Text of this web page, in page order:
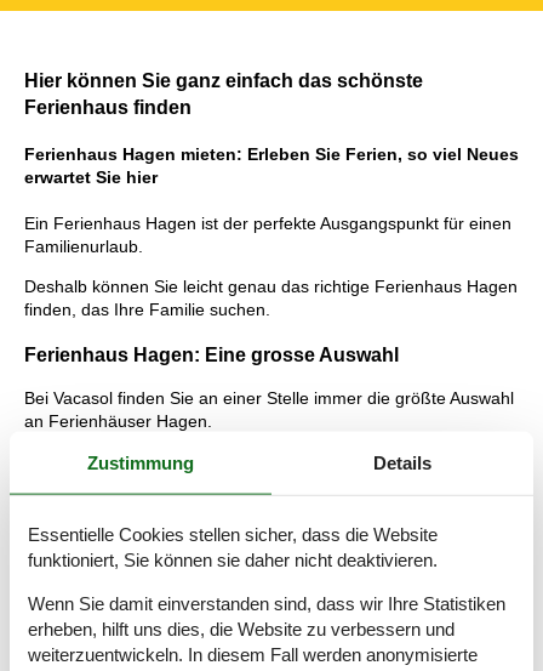
Hier können Sie ganz einfach das schönste
Ferienhaus finden
Ferienhaus Hagen mieten: Erleben Sie Ferien, so viel Neues
erwartet Sie hier
Ein Ferienhaus Hagen ist der perfekte Ausgangspunkt für einen
Familienurlaub.
Deshalb können Sie leicht genau das richtige Ferienhaus Hagen
finden, das Ihre Familie suchen.
Ferienhaus Hagen: Eine grosse Auswahl
Bei Vacasol finden Sie an einer Stelle immer die größte Auswahl
an Ferienhäuser Hagen.
Damit kriegen Sie leicht einen Überblick über alle Möglichkeiten
einfach und sicher. Lesen Sie auf dieser Seite mehr über die
mannigfaltigen Erlebnisse, zwischen denen Sie sich Hagen
bekommen, wenn Sie ein vermietetes Ferienhaus bei Vacasol
buchen.
Zustimmung Details
Essentielle Cookies stellen sicher, dass die Website
funktioniert, Sie können sie daher nicht deaktivieren.
Wenn Sie damit einverstanden sind, dass wir Ihre Statistiken
erheben, hilft uns dies, die Website zu verbessern und
weiterzuentwickeln. In diesem Fall werden anonymisierte